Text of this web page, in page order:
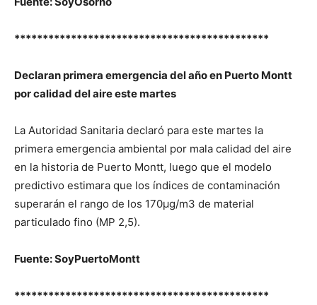
*********************************************
Declaran primera emergencia del año en Puerto Montt
por calidad del aire este martes
La Autoridad Sanitaria declaró para este martes la
primera emergencia ambiental por mala calidad del aire
en la historia de Puerto Montt, luego que el modelo
predictivo estimara que los índices de contaminación
superarán el rango de los 170µg/m3 de material
particulado fino (MP 2,5).
Fuente: SoyPuertoMontt
*********************************************